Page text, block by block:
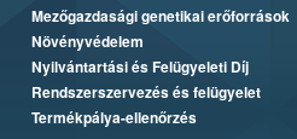
Mezőgazdasági genetikai erőforrások
Növényvédelem
Nyilvántartási és Felügyeleti Díj
Rendszerszervezés és felügyelet
Termékpálya-ellenőrzés